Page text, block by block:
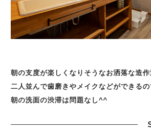
朝の支度が楽しくなりそうなお洒落な造
二人並んで歯磨きやメイクなどができる
朝の洗面の渋滞は問題なし^^